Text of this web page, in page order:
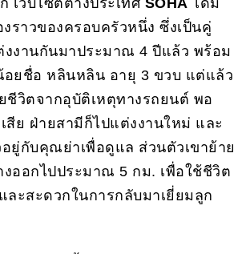
เว็บไซต์ต่างประเทศ SOHA ได้มี
งราวของครอบครัวหนึ่ง ซึ่งเป็นคู่
งานกันมาประมาณ 4 ปีแล้ว พร้อม
อยชื่อ หลินหลิน อายุ 3 ขวบ แต่แล้ว
ชีวิตจากอุบัติเหตุทางรถยนต์ พอ
สีย ฝ่ายสามีก็ไปแต่งงานใหม่ และ
ยู่กับคุณย่าเพื่อดูแล ส่วนตัวเขาย้าย
ออกไปประมาณ 5 กม. เพื่อใช้ชีวิต
ละสะดวกในการกลับมาเยี่ยมลูก